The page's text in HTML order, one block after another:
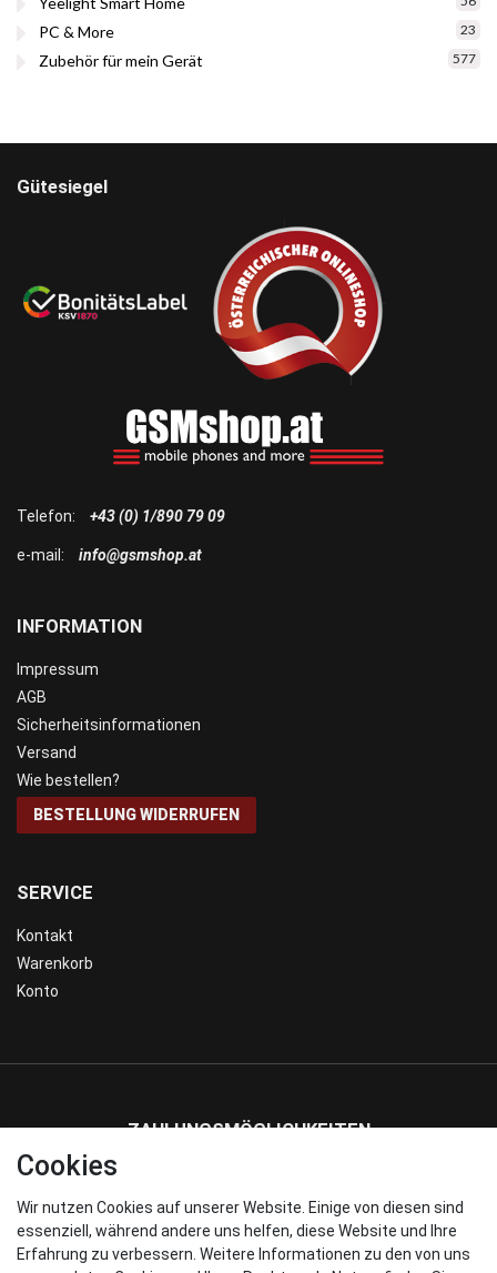
PC & More 23
Zubehör für mein Gerät 577
SERVICE
Kontakt
Warenkorb
Konto
INFORMATION
Impressum
AGB
Sicherheitsinformationen
Versand
Wie bestellen?
BESTELLUNG WIDERRUFEN
Telefon: +43 (0) 1/890 79 09
e-mail: info@gsmshop.at
Gütesiegel
ZAHLUNGSMÖGLICHKEITEN
WIR VERSENDEN MIT
Cookies
Wir nutzen Cookies auf unserer Website. Einige von diesen sind
essenziell, während andere uns helfen, diese Website und Ihre
Erfahrung zu verbessern. Weitere Informationen zu den von uns